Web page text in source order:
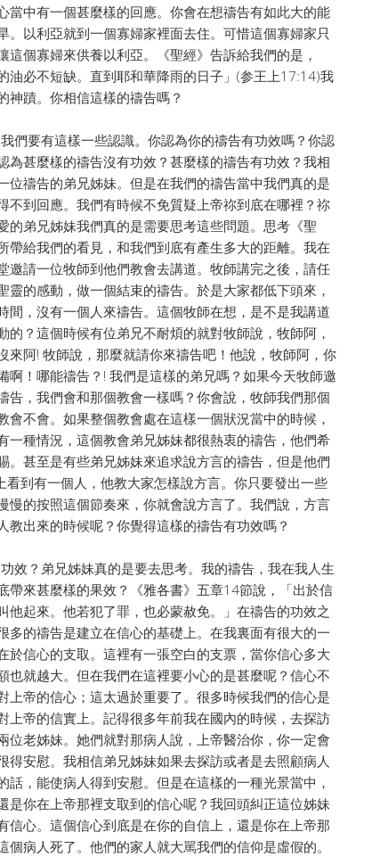
當中有一個甚麼樣的回應。你會在想禱告有如此大的能
。以利亞就到一個寡婦家裡面去住。可惜這個寡婦家只
這個寡婦來供養以利亞。《聖經》告訴給我們的是，
油必不短缺。直到耶和華降雨的日子」(参王上17:14)我
神蹟。你相信這樣的禱告嗎？
們要有這樣一些認識。你認為你的禱告有功效嗎？你認
為甚麼樣的禱告沒有功效？甚麼樣的禱告有功效？我相
位禱告的弟兄姊妹。但是在我們的禱告當中我們真的是
不到回應。我們有時候不免質疑上帝祢到底在哪裡？祢
的弟兄姊妹我們真的是需要思考這些問題。思考《聖
帶給我們的看見，和我們到底有產生多大的距離。我在
邀請一位牧師到他們教會去講道。牧師講完之後，請任
靈的感動，做一個結束的禱告。於是大家都低下頭來，
間，沒有一個人來禱告。這個牧師在想，是不是我講道
的？這個時候有位弟兄不耐煩的就對牧師說，牧師阿，
來阿! 牧師說，那麼就請你來禱告吧！他說，牧師阿，你
啊！哪能禱告？! 我們是這樣的弟兄嗎？如果今天牧師邀
告，我們會和那個教會一樣嗎？你會說，牧師我們那個
會不會。如果整個教會處在這樣一個狀況當中的時候，
一種情況，這個教會弟兄姊妹都很熱衷的禱告，他們希
。甚至是有些弟兄姊妹來追求說方言的禱告，但是他們
到有一個人，他教大家怎樣說方言。你只要發出一些
慢的按照這個節奏來，你就會說方言了。我們說，方言
教出來的時候呢？你覺得這樣的禱告有功效嗎？
效？弟兄姊妹真的是要去思考。我的禱告，我在我人生
帶來甚麼樣的果效？《雅各書》五章14節說，「出於信
他起來。他若犯了罪，也必蒙赦免。」在禱告的功效之
多的禱告是建立在信心的基礎上。在我裏面有很大的一
於信心的支取。這裡有一張空白的支票，當你信心多大
也就越大。但在我們在這裡要小心的是甚麼呢？信心不
上帝的信心；這太過於重要了。很多時候我們的信心是
上帝的信實上。記得很多年前我在國內的時候，去探訪
位老姊妹。她們就對那病人說，上帝醫治你，你一定會
得安慰。我相信弟兄姊妹如果去探訪或者是去照顧病人
話，能使病人得到安慰。但是在這樣的一種光景當中，
是你在上帝那裡支取到的信心呢？我回頭糾正這位姊妹
信心。這個信心到底是在你的自信上，還是你在上帝那
病人死了。他們的家人就大駡我們的信仰是虛假的。